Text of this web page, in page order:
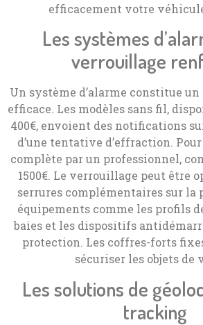
efficacement votre
Les systèmes
verrouillage
Un système d’alarme constitue
efficace. Les modèles sans fil,
400€, envoient des notifications
d’une tentative d’effraction.
complète par un professionnel,
1500€. Le verrouillage peut être
serrures complémentaires sur la
équipements comme les profils
baies et les dispositifs
protection. Les coffres-forts
sécuriser les objets de
Les solutions de
tracking